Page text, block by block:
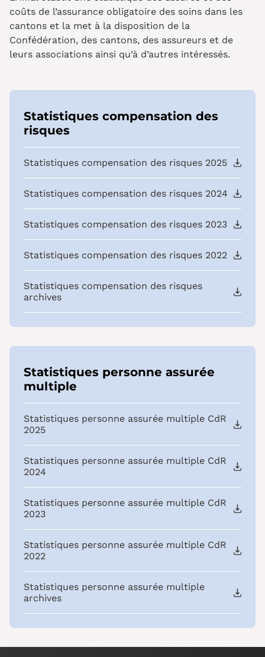
coûts de l’assurance obligatoire des soins dans les
cantons et la met à la disposition de la
Confédération, des cantons, des assureurs et de
leurs associations ainsi qu’à d’autres intéressés.
Statistiques compensation des
risques
Statistiques compensation des risques 2025
Statistiques compensation des risques 2024
Statistiques compensation des risques 2023
Statistiques compensation des risques 2022
Statistiques compensation des risques
archives
Statistiques personne assurée
multiple
Statistiques personne assurée multiple CdR
2025
Statistiques personne assurée multiple CdR
2024
Statistiques personne assurée multiple CdR
2023
Statistiques personne assurée multiple CdR
2022
Statistiques personne assurée multiple
archives